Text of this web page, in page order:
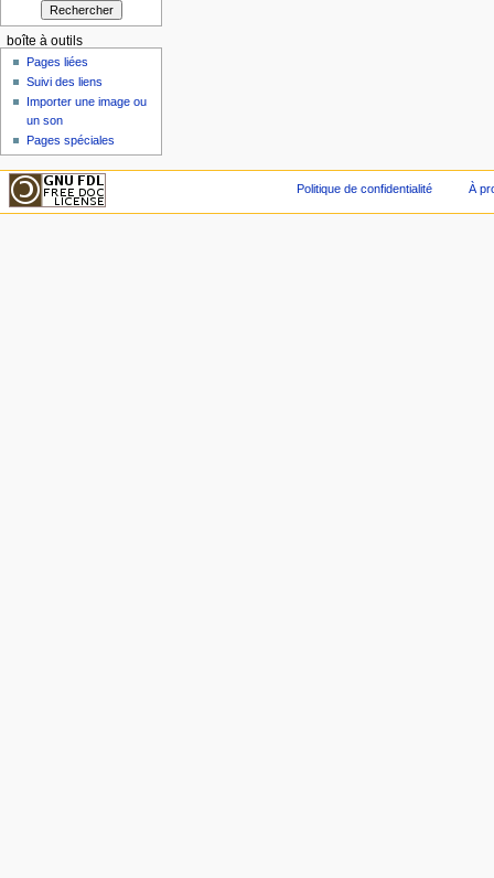
boîte à outils
Pages liées
Suivi des liens
Importer une image ou
un son
Pages spéciales
Politique de confidentialité À